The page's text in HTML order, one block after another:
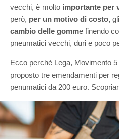
vecchi, è molto importante per
però, per un motivo di costo,
cambio delle gomme finendo
pneumatici vecchi, duri e poco
Ecco perchè Lega, Movimento
proposto tre emendamenti per
penumatici da 200 euro.